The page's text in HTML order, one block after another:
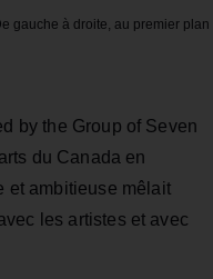
gauche à droite, au premier plan
by the Group of Seven
du Canada en
et ambitieuse mêlait
les artistes et avec